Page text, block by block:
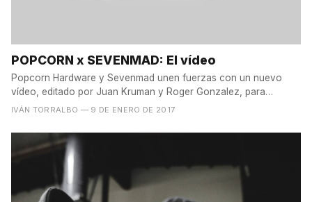
POPCORN x SEVENMAD: El vídeo
Popcorn Hardware y Sevenmad unen fuerzas con un nuevo
vídeo, editado por Juan Kruman y Roger Gonzalez, para
inaugurar...
IVÁN TORRALBO — 9 DE ENERO DE 2017